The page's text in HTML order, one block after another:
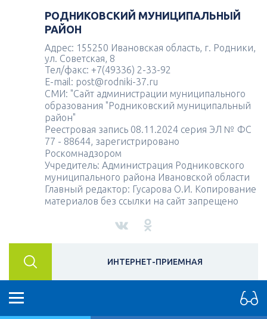
РОДНИКОВСКИЙ МУНИЦИПАЛЬНЫЙ
РАЙОН
Адрес: 155250 Ивановская область, г. Родники,
ул. Советская, 8
Тел/факс: +7(49336) 2-33-92
E-mail: post@rodniki-37.ru
СМИ: "Сайт администрации муниципального
образования "Родниковский муниципальный
район"
Реестровая запись 08.11.2024 серия ЭЛ № ФС
77 - 88644, зарегистрировано
Роскомнадзором
Учредитель: Администрация Родниковского
муниципального района Ивановской области
Главный редактор: Гусарова О.И. Копирование
материалов без ссылки на сайт запрещено
ИНТЕРНЕТ-ПРИЕМНАЯ